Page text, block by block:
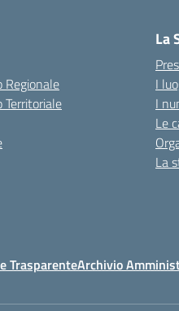
Regionale
Territoriale
La
I
I
Le
La
TrasparenteArchivio